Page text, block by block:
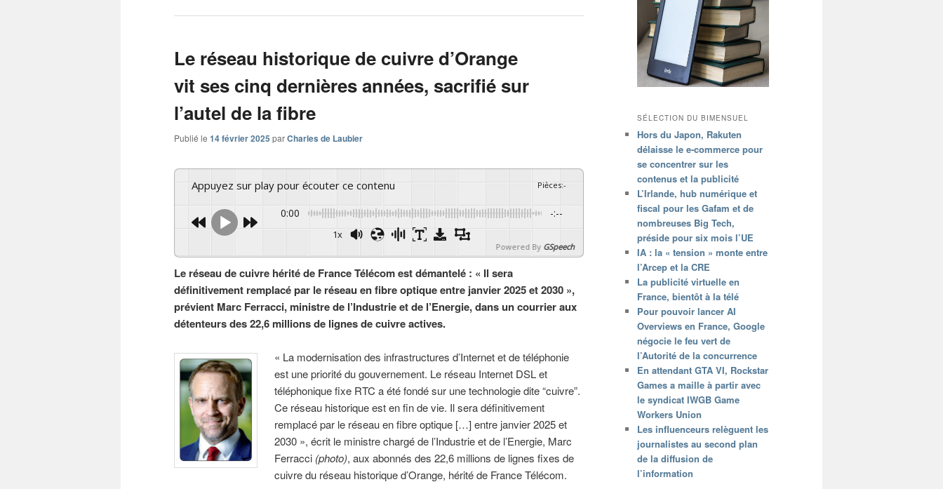
Le réseau historique de cuivre d’Orange
vit ses cinq dernières années, sacrifié sur
l’autel de la fibre
Publié le 14 février 2025 parCharles de Laubier
Appuyez sur play pour écouter ce contenu Pièces:-
0:00 -:--
1x
Powered By GSpeech
Le réseau de cuivre hérité de France Télécom est démantelé : « Il sera
définitivement remplacé par le réseau en fibre optique entre janvier 2025 et 2030 »,
prévient Marc Ferracci, ministre de l’Industrie et de l’Energie, dans un courrier aux
détenteurs des 22,6 millions de lignes de cuivre actives.
« La modernisation des infrastructures d’Internet et de téléphonie
est une priorité du gouvernement. Le réseau Internet DSL et
téléphonique fixe RTC a été fondé sur une technologie dite “cuivre”.
Ce réseau historique est en fin de vie. Il sera définitivement
remplacé par le réseau en fibre optique […] entre janvier 2025 et
2030 », écrit le ministre chargé de l’Industrie et de l’Energie, Marc
Ferracci (photo), aux abonnés des 22,6 millions de lignes fixes de
cuivre du réseau historique d’Orange, hérité de France Télécom.
SÉLECTION DU BIMENSUEL
Hors du Japon, Rakuten
délaisse le e-commerce pour
se concentrer sur les
contenus et la publicité
L’Irlande, hub numérique et
fiscal pour les Gafam et de
nombreuses Big Tech,
préside pour six mois l’UE
IA : la « tension » monte entre
l’Arcep et la CRE
La publicité virtuelle en
France, bientôt à la télé
Pour pouvoir lancer AI
Overviews en France, Google
négocie le feu vert de
l’Autorité de la concurrence
En attendant GTA VI, Rockstar
Games a maille à partir avec
le syndicat IWGB Game
Workers Union
Les influenceurs relèguent les
journalistes au second plan
de la diffusion de
l’information